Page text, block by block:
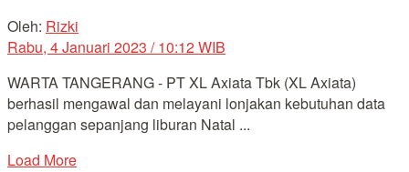
Oleh: Rizki
Rabu, 4 Januari 2023 / 10:12 WIB
WARTA TANGERANG - PT XL Axiata Tbk (XL Axiata)
berhasil mengawal dan melayani lonjakan kebutuhan data
pelanggan sepanjang liburan Natal ...
Load More